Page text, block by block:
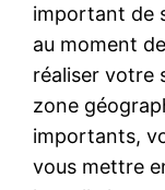
important de
au moment
réaliser votre
zone
importants,
vous mettre